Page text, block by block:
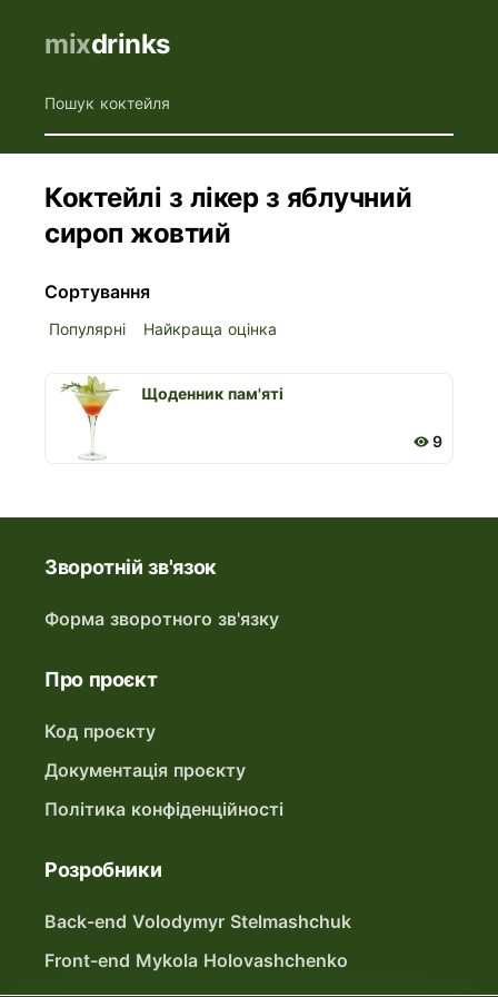
mixdrinks
Пошук коктейля
Коктейлі з лікер з яблучний
сироп жовтий
Сортування
Популярні Найкраща оцінка
9
Щоденник пам'яті
Зворотній зв'язок
Форма зворотного зв'язку
Про проєкт
Код проєкту
Документація проєкту
Політика конфіденційності
Розробники
Back-end Volodymyr Stelmashchuk
Front-end Mykola Holovashchenko